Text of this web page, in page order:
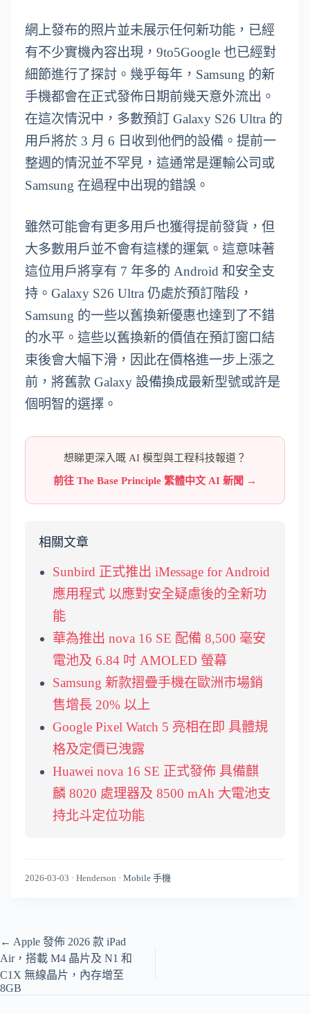
網上發布的照片並未展示任何新功能，已經
有不少實機內容出現，9to5Google 也已經對
細節進行了探討。幾乎每年，Samsung 的新
手機都會在正式發佈日期前幾天意外流出。
在這次情況中，多數預訂 Galaxy S26 Ultra 的
用戶將於 3 月 6 日收到他們的設備。提前一
整週的情況並不罕見，這通常是運輸公司或
Samsung 在過程中出現的錯誤。
雖然可能會有更多用戶也獲得提前發貨，但
大多數用戶並不會有這樣的運氣。這意味著
這位用戶將享有 7 年多的 Android 和安全支
持。Galaxy S26 Ultra 仍處於預訂階段，
Samsung 的一些以舊換新優惠也達到了不錯
的水平。這些以舊換新的價值在預訂窗口結
束後會大幅下滑，因此在價格進一步上漲之
前，將舊款 Galaxy 設備換成最新型號或許是
個明智的選擇。
想睇更深入嘅 AI 模型與工程科技報道？
前往 The Base Principle 繁體中文 AI 新聞 →
相關文章
Sunbird 正式推出 iMessage for Android
應用程式 以應對安全疑慮後的全新功
能
華為推出 nova 16 SE 配備 8,500 毫安
電池及 6.84 吋 AMOLED 螢幕
Samsung 新款摺疊手機在歐洲市場銷
售增長 20% 以上
Google Pixel Watch 5 亮相在即 具體規
格及定價已洩露
Huawei nova 16 SE 正式發佈 具備麒
麟 8020 處理器及 8500 mAh 大電池支
持北斗定位功能
2026-03-03 · Henderson · Mobile 手機
← Apple 發佈 2026 款 iPad
Air，搭載 M4 晶片及 N1 和
C1X 無線晶片，內存增至
8GB